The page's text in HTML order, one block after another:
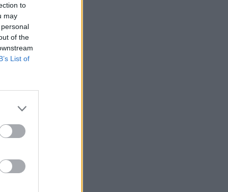
to
may
of the
List of